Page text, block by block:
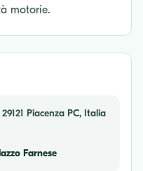
motorie.
Piacenza PC, Italia
Farnese